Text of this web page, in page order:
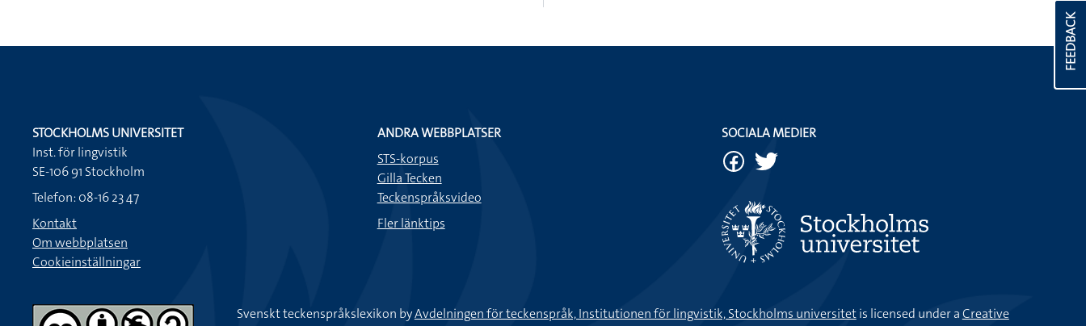
FEEDBACK
STOCKHOLMS UNIVERSITET
Inst. för lingvistik
SE-106 91 Stockholm
Telefon: 08-16 23 47
Kontakt
Om webbplatsen
Cookieinställningar
ANDRA WEBBPLATSER
STS-korpus
Gilla Tecken
Teckenspråksvideo
Fler länktips
SOCIALA MEDIER
Svenskt teckenspråkslexikon byAvdelningen för teckenspråk, Institutionen för lingvistik, Stockholms universitetis licensed under aCreative